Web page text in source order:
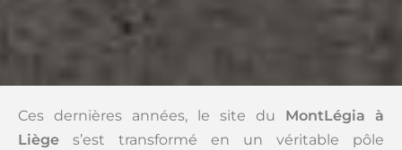
Ces dernières années, le site du MontLégia à
Liège s’est transformé en un véritable pôle